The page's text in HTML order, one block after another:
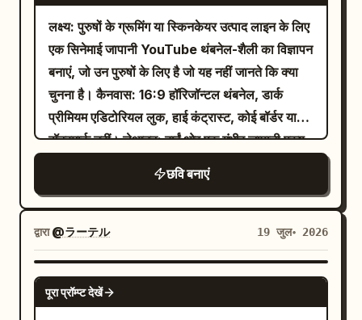
हाइलाइट्स और पोर्ट्रेट पर कूल नियॉन एक्सेंट का उपयोग
करें। स्पेनिश टेक्स्ट स्पष्ट होना चाहिए और बताए अनुसार
रखा जाना चाहिए। शैली संबंधी बाधाएं: डार्क इन्वेस्टिगेटिव
डॉक्यूमेंट्री थंबनेल, ग्रंज एडिटोरियल कोलाज, आधुनिक
ग्राफिक डिजाइन के साथ मिश्रित यथार्थवादी नक्काशीदार
पोर्ट्रेट, कोई अतिरिक्त लोगो नहीं, कोई वॉटरमार्क नहीं,
निर्दिष्ट स्पेनिश वाक्यांशों के अलावा कोई अतिरिक्त टेक्स्ट
और एक दस्ताने वाला हाथ जो नाटकीय रूप से कैमरे की
ओर बढ़ रहा है। उसे छोटा, तीखा और सिनेमाई बनाएं,
जिसके पीछे चिंगारियां और शहर की रोशनी बिखरी हुई हो।
टेक्स्ट कंटेंट: लोगो के नीचे, एक बड़ी लाइन जोड़ें: “2029
IF TOKYO Episode4”, जिसमें “Episode4”
004 ]”। एक बोल्ड केंद्रीय जापानी शीर्षक जोड़ें: “複数
のSUZUNE反応”, जिसमें “SUZUNE” बड़े पीले
डिस्ट्रेस्ड अक्षरों में हो, और नीचे एक छोटा उपशीर्षक हो:
“地下鉄駅で発生した、謎の複数シグナルの
真相とはー”। नीचे दाईं ओर, एक विशाल पीला
कॉलआउट जोड़ें: “シリーズ制作を 最強に加速さ
せる!” बायां फीचर पैनल: “Flovaでできること”
इलेक्ट्रिक नीली रोशनी की लकीरों, लेंस फ्लेयर्स और मोशन
लाइन्स से भरा गहरा काला बैकग्राउंड इस्तेमाल करें। ठीक
3 दृश्य टेक्स्ट तत्व जोड़ें: ऊपरी-बाएं बैकग्राउंड में एक
विशाल 3D मेटैलिक-ब्लू चीनी हेडलाइन 大力
, नीचे की
तरफ एक बड़ा इटैलिक सफेद और नीला टाइटल
Qwen3.8
, और नीचे दाईं ओर बोल्ड सफेद चीनी
टेक्स्ट 实测 । सभी टाइपोग्राफी को एक्सट्रूडेड,
ग्लॉसी, बेवेल्ड और नीली रिम लाइट के साथ चमकता हुआ
बनाएं। कंपोजिशन एक हाई-एनर्जी YouTube थंबनेल या
सोशल मीडिया टेक रिव्यू अनाउंसमेंट जैसा लगना चाहिए,
अल्ट्रा शार्प, सिनेमैटिक, थोड़ा असली से परे (surreal),
कोई अतिरिक्त टेक्स्ट नहीं, कोई वॉटरमार्क नहीं।
लक्ष्य: पुरुषों के ग्रूमिंग या स्किनकेयर उत्पाद लाइन के लिए
एक सिनेमाई जापानी YouTube थंबनेल-शैली का विज्ञापन
बनाएं, जो उन पुरुषों के लिए है जो यह नहीं जानते कि क्या
चुनना है। कैनवास: 16:9 हॉरिजॉन्टल थंबनेल, डार्क
प्रीमियम एडिटोरियल लुक, हाई कंट्रास्ट, कोई बॉर्डर या
वॉटरमार्क नहीं। लेआउट: बाईं ओर एक गंभीर जापानी पुरुष
मॉडल को रखें, छाती से ऊपर तक क्रॉप किया हुआ, जिसने
काली शर्ट के ऊपर काला ब्लेज़र पहना हो। उसके बाल
मध्यम लंबाई के लहरदार काले हैं, चेहरा क्लीन-शेवन है, सिर
थोड़ा झुका हुआ है, शांत आत्मविश्वासी अभिव्यक्ति है, और
वह सीधे दर्शक की ओर देख रहा है। मुख्य हेडलाइन को
केंद्र-दाएं में रखें, जो डार्क बैकग्राउंड पर बड़ी और लेयर्ड
हो। उत्पाद लाइनअप को दाईं ओर नीचे एक डार्क स्टोन
छवि बनाएं
द्वारा@ラーテル 19 जुल॰ 2026
GPT IMAGE 2
पूरा प्रॉम्प्ट देखें